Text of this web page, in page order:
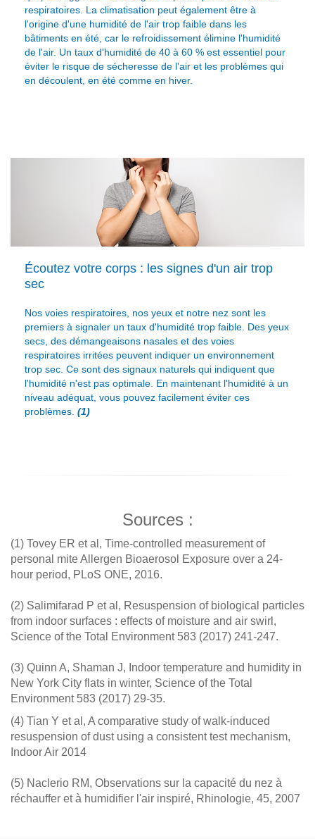
respiratoires. La climatisation peut également être à
l'origine d'une humidité de l'air trop faible dans les
bâtiments en été, car le refroidissement élimine l'humidité
de l'air. Un taux d'humidité de 40 à 60 % est essentiel pour
éviter le risque de sécheresse de l'air et les problèmes qui
en découlent, en été comme en hiver.
Écoutez votre corps : les signes d'un air trop
sec
Nos voies respiratoires, nos yeux et notre nez sont les
premiers à signaler un taux d'humidité trop faible. Des yeux
secs, des démangeaisons nasales et des voies
respiratoires irritées peuvent indiquer un environnement
trop sec. Ce sont des signaux naturels qui indiquent que
l'humidité n'est pas optimale. En maintenant l'humidité à un
niveau adéquat, vous pouvez facilement éviter ces
problèmes. (1)
Sources :
(1) Tovey ER et al, Time-controlled measurement of
personal mite Allergen Bioaerosol Exposure over a 24-
hour period, PLoS ONE, 2016.
(2) Salimifarad P et al, Resuspension of biological particles
from indoor surfaces : effects of moisture and air swirl,
Science of the Total Environment 583 (2017) 241-247.
(3) Quinn A, Shaman J, Indoor temperature and humidity in
New York City flats in winter, Science of the Total
Environment 583 (2017) 29-35.
(4) Tian Y et al, A comparative study of walk-induced
resuspension of dust using a consistent test mechanism,
Indoor Air 2014
(5) Naclerio RM, Observations sur la capacité du nez à
réchauffer et à humidifier l'air inspiré, Rhinologie, 45, 2007